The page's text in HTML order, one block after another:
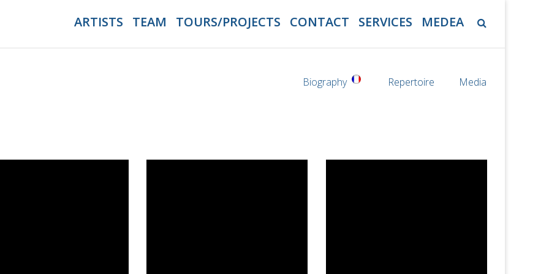
ARTISTS TEAM TOURS/PROJECTS CONTACT SERVICES MEDEA
Biography Repertoire Media